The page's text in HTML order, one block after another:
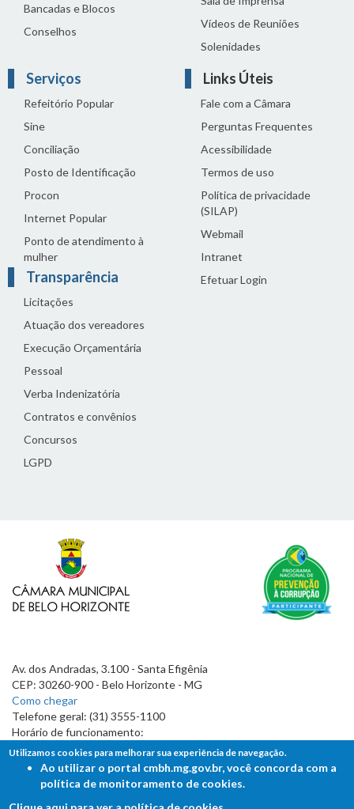
Bancadas e Blocos
Conselhos
Vídeos de Reuniões
Solenidades
Serviços
Refeitório Popular
Sine
Conciliação
Posto de Identificação
Procon
Internet Popular
Ponto de atendimento à
mulher
Transparência
Licitações
Atuação dos vereadores
Execução Orçamentária
Pessoal
Verba Indenizatória
Contratos e convênios
Concursos
LGPD
Links Úteis
Fale com a Câmara
Perguntas Frequentes
Acessibilidade
Termos de uso
Política de privacidade
(SILAP)
Webmail
Intranet
Efetuar Login
Av. dos Andradas, 3.100 - Santa Efigênia
CEP: 30260-900 - Belo Horizonte - MG
Como chegar
Telefone geral: (31) 3555-1100
Horário de funcionamento:
7h às 19h
Utilizamos cookies para melhorar sua experiência de navegação.
Ao utilizar o portal cmbh.mg.gov.br, você concorda com a
política de monitoramento de cookies.